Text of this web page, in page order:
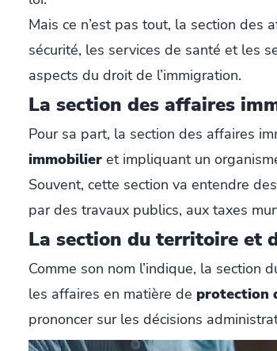
Mais ce n’est pas tout, la section des
sécurité, les services de santé et les
aspects du droit de l’immigration.
La section des affaires
Pour sa part, la section des affaires
immobilier et impliquant un
Souvent, cette section va entendre
par des travaux publics, aux taxes
La section du territoire et
Comme son nom l’indique, la section
les affaires en matière de protection
prononcer sur les décisions